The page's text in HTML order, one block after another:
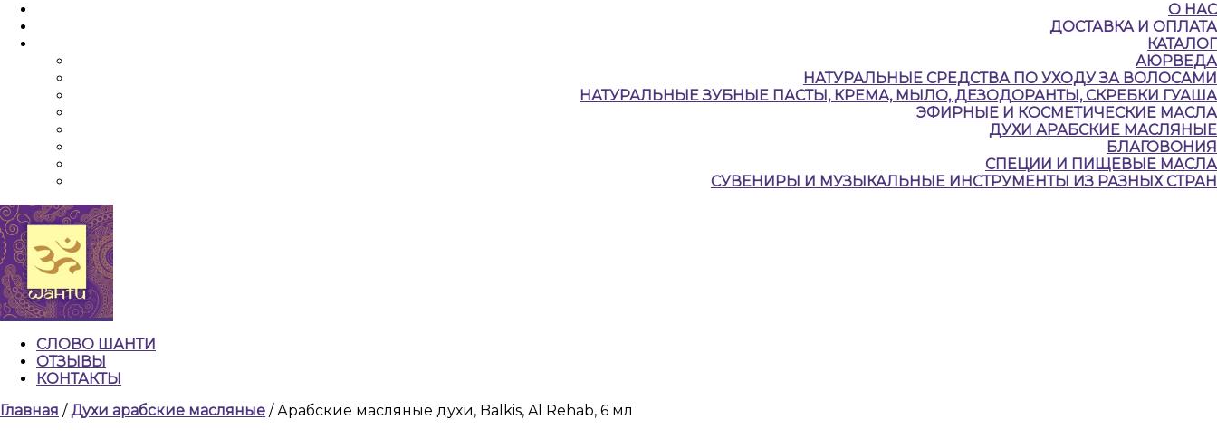
ЗАКРЫТЬ
О НАС
ДОСТАВКА И ОПЛАТА
КАТАЛОГ
АЮРВЕДА
НАТУРАЛЬНЫЕ CРЕДСТВА ПО УХОДУ ЗА ВОЛОСАМИ
НАТУРАЛЬНЫЕ ЗУБНЫЕ ПАСТЫ, КРЕМА, МЫЛО, ДЕЗОДОРАНТЫ, СКРЕБКИ ГУАША
ЭФИРНЫЕ И КОСМЕТИЧЕСКИЕ МАСЛА
ДУХИ АРАБСКИЕ МАСЛЯНЫЕ
БЛАГОВОНИЯ
СПЕЦИИ И ПИЩЕВЫЕ МАСЛА
СУВЕНИРЫ И МУЗЫКАЛЬНЫЕ ИНСТРУМЕНТЫ ИЗ РАЗНЫХ СТРАН
СЛОВО ШАНТИ
ОТЗЫВЫ
КОНТАКТЫ
КНОПКА
Главная /Духи арабские масляные / Арабские масляные духи, Balkis, Al Rehab, 6 мл